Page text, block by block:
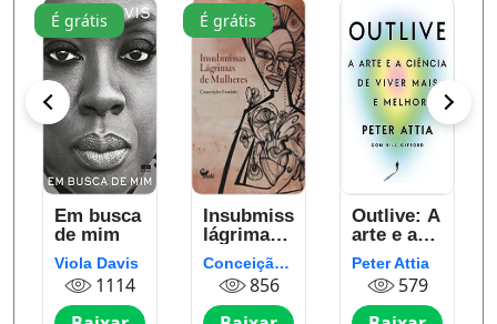
É grátis
Em busca
de mim
Viola Davis
1114
É grátis
Insubmissas
lágrimas
de
mulheresConceição Evaristo
856
Outlive: A
arte e a
ciência de
viver mais
e melhor
Peter Attia
579